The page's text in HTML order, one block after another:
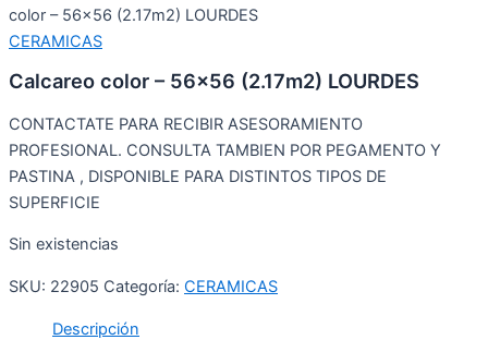
color – 56×56 (2.17m2) LOURDES
CERAMICAS
Calcareo color – 56×56 (2.17m2) LOURDES
CONTACTATE PARA RECIBIR ASESORAMIENTO
PROFESIONAL. CONSULTA TAMBIEN POR PEGAMENTO Y
PASTINA , DISPONIBLE PARA DISTINTOS TIPOS DE
SUPERFICIE
Sin existencias
SKU: 22905 Categoría: CERAMICAS
Descripción